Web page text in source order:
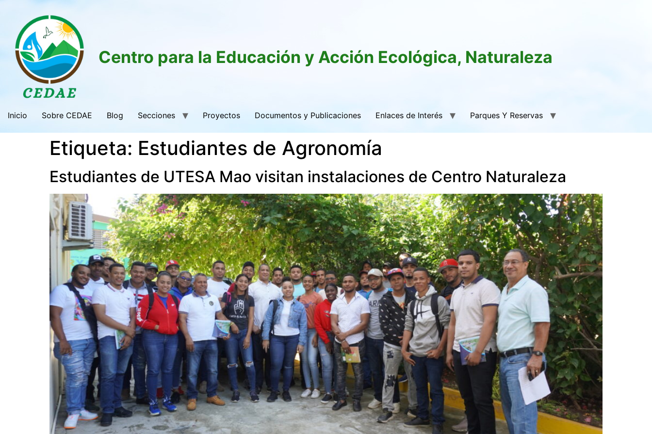
Centro para la Educación y Acción Ecológica, Naturaleza
Inicio Sobre CEDAE Blog Secciones Proyectos Documentos y Publicaciones Enlaces de Interés Parques Y Reservas
Etiqueta: Estudiantes de Agronomía
Estudiantes de UTESA Mao visitan instalaciones de Centro Naturaleza